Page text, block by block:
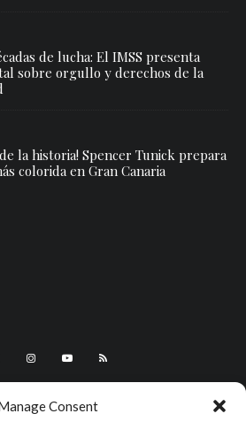
Consent
de lucha: El IMSS presenta
sobre orgullo y derechos de la
la historia! Spencer Tunick prepara
colorida en Gran Canaria